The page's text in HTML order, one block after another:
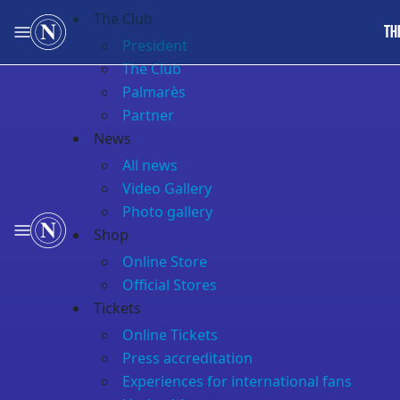
The Club
President
The Club
Palmarès
Partner
News
All news
Video Gallery
Photo gallery
Shop
Online Store
Official Stores
Tickets
Online Tickets
Press accreditation
Experiences for international fans